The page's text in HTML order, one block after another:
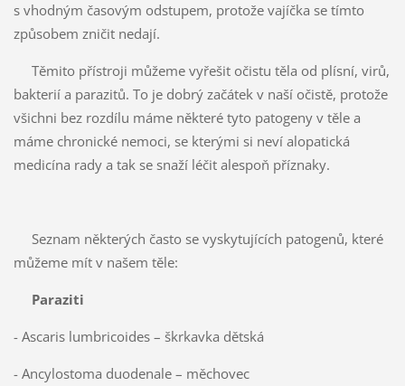
s vhodným časovým odstupem, protože vajíčka se tímto
způsobem zničit nedají.
Těmito přístroji můžeme vyřešit očistu těla od plísní, virů,
bakterií a parazitů. To je dobrý začátek v naší očistě, protože
všichni bez rozdílu máme některé tyto patogeny v těle a
máme chronické nemoci, se kterými si neví alopatická
medicína rady a tak se snaží léčit alespoň příznaky.
Seznam některých často se vyskytujících patogenů, které
můžeme mít v našem těle:
Paraziti
- Ascaris lumbricoides – škrkavka dětská
- Ancylostoma duodenale – měchovec